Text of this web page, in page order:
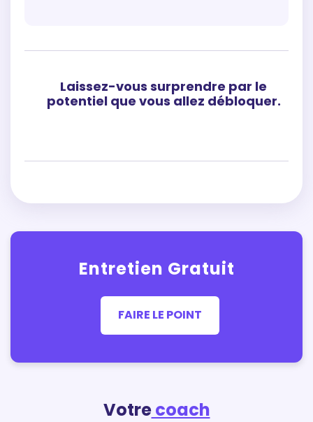
Laissez-vous surprendre par le
potentiel que vous allez débloquer.
Entretien Gratuit
FAIRE LE POINT
Votrecoach